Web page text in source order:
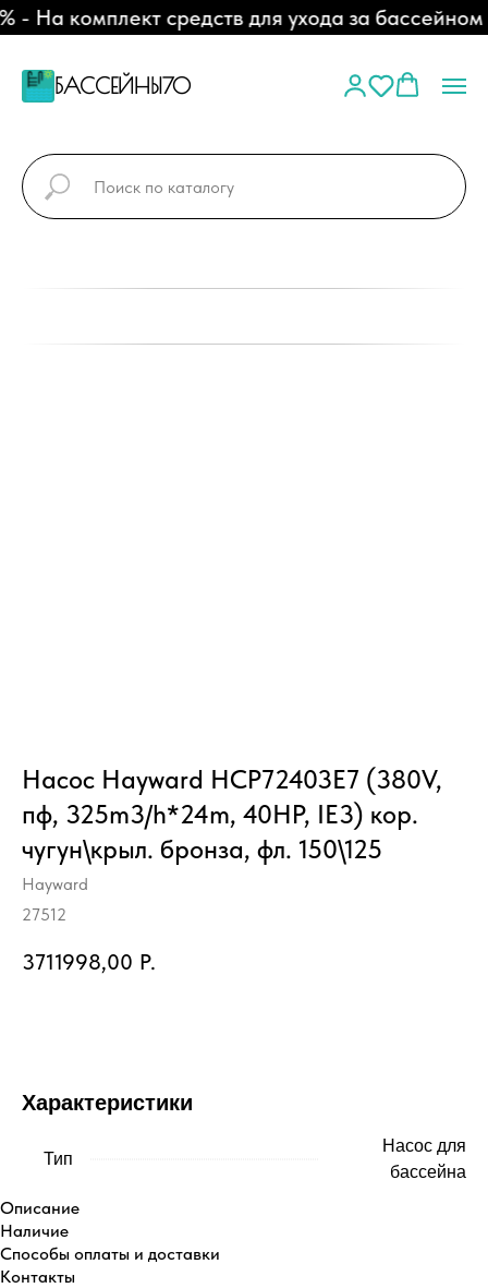
На комплект средств для ухода за бассейном
БАССЕЙНЫ70
Насос Hayward HCP72403E7 (380V,
пф, 325m3/h*24m, 40HP, IE3) кор.
чугун\крыл. бронза, фл. 150\125
Hayward
27512
3711998,00 Р.
Характеристики
Тип
Насос для
бассейна
Описание
Наличие
Способы оплаты и доставки
Контакты